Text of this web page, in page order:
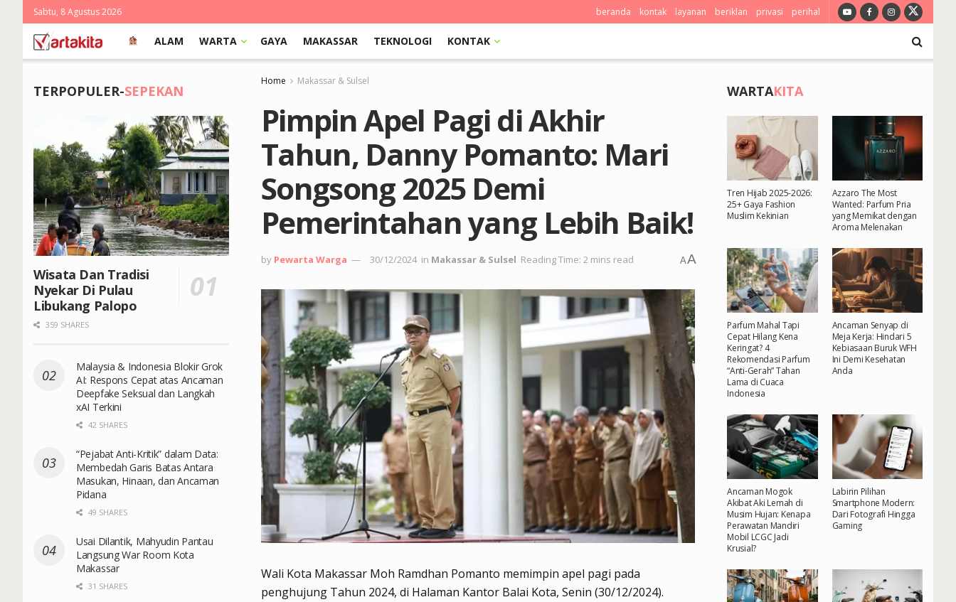
Sabtu, 8 Agustus 2026 beranda kontak layanan beriklan privasi perihal
ALAM WARTA GAYA MAKASSAR TEKNOLOGI KONTAK
Home Makassar & Sulsel
Pimpin Apel Pagi di Akhir
Tahun, Danny Pomanto: Mari
Songsong 2025 Demi
Pemerintahan yang Lebih Baik!
by Pewarta Warga 30/12/2024 in Makassar & Sulsel Reading Time: 2 mins read AA
Wali Kota Makassar Moh Ramdhan Pomanto memimpin apel pagi pada
penghujung Tahun 2024, di Halaman Kantor Balai Kota, Senin (30/12/2024).
TERPOPULER-SEPEKAN
Wisata Dan Tradisi
Nyekar Di Pulau
Libukang Palopo
359 SHARES
Malaysia & Indonesia Blokir Grok
AI: Respons Cepat atas Ancaman
Deepfake Seksual dan Langkah
xAI Terkini
42 SHARES
“Pejabat Anti-Kritik” dalam Data:
Membedah Garis Batas Antara
Masukan, Hinaan, dan Ancaman
Pidana
49 SHARES
Usai Dilantik, Mahyudin Pantau
Langsung War Room Kota
Makassar
31 SHARES
WARTAKITA
Tren Hijab 2025-2026:
25+ Gaya Fashion
Muslim Kekinian
Azzaro The Most
Wanted: Parfum Pria
yang Memikat dengan
Aroma Melenakan
Parfum Mahal Tapi
Cepat Hilang Kena
Keringat? 4
Rekomendasi Parfum
“Anti-Gerah” Tahan
Lama di Cuaca
Indonesia
Ancaman Senyap di
Meja Kerja: Hindari 5
Kebiasaan Buruk WFH
Ini Demi Kesehatan
Anda
Ancaman Mogok
Akibat Aki Lemah di
Musim Hujan: Kenapa
Perawatan Mandiri
Mobil LCGC Jadi
Krusial?
Labirin Pilihan
Smartphone Modern:
Dari Fotografi Hingga
Gaming